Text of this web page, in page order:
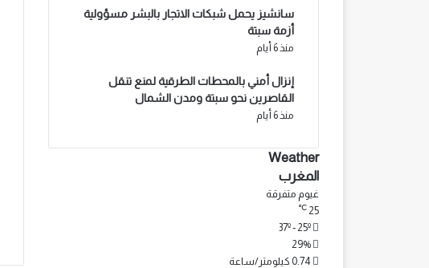
سانشيز يحمل شبكات الاتجار بالبشر مسؤولية
أزمة سبتة
منذ 6 أيام
إنزال أمني بالمحطات الطرقية لمنع تنقل
القاصرين نحو سبتة ومدن الشمال
منذ 6 أيام
Weather
المغرب
غيوم متفرقة
25
℃
37º - 25º
29%
0.74 كيلومتر/ساعة